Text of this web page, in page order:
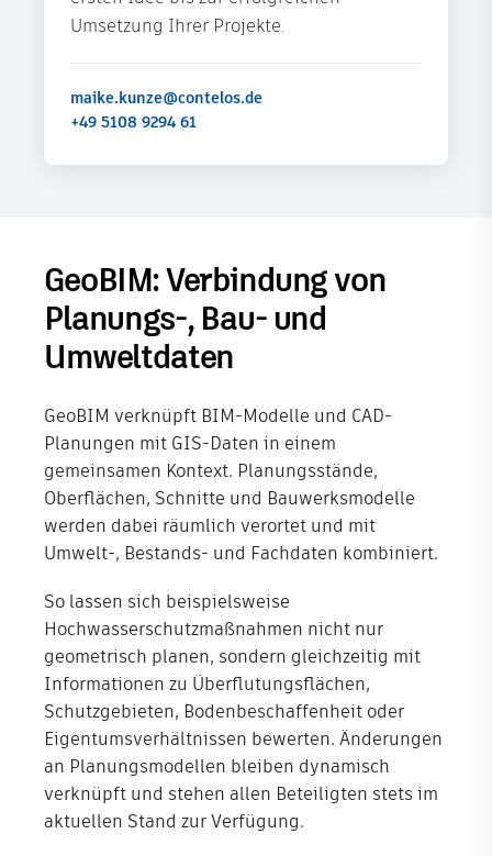
Umsetzung Ihrer Projekte.
maike.kunze@contelos.de
+49 5108 9294 61
GeoBIM: Verbindung von
Planungs-, Bau- und
Umweltdaten
GeoBIM verknüpft BIM-Modelle und CAD-
Planungen mit GIS-Daten in einem
gemeinsamen Kontext. Planungsstände,
Oberflächen, Schnitte und Bauwerksmodelle
werden dabei räumlich verortet und mit
Umwelt-, Bestands- und Fachdaten kombiniert.
So lassen sich beispielsweise
Hochwasserschutzmaßnahmen nicht nur
geometrisch planen, sondern gleichzeitig mit
Informationen zu Überflutungsflächen,
Schutzgebieten, Bodenbeschaffenheit oder
Eigentumsverhältnissen bewerten. Änderungen
an Planungsmodellen bleiben dynamisch
verknüpft und stehen allen Beteiligten stets im
aktuellen Stand zur Verfügung.